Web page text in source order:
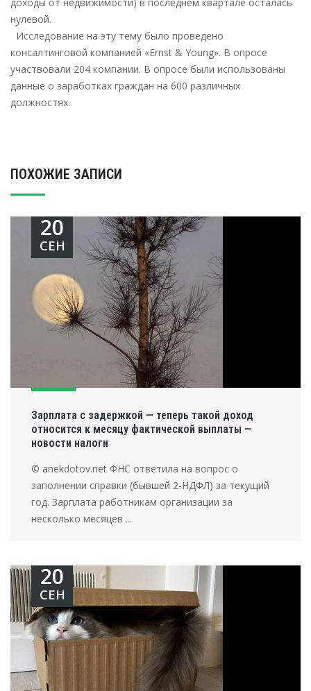
нулевой.
Исследование на эту тему было проведено
консалтинговой компанией «Ernst & Young». В опросе
участвовали 204 компании. В опросе были использованы
данные о заработках граждан на 600 различных
должностях.
ПОХОЖИЕ ЗАПИСИ
Зарплата с задержкой — теперь такой доход
относится к месяцу фактической выплаты —
новости налоги
20
СЕН
© anekdotov.net ФНС ответила на вопрос о
заполнении справки (бывшей 2-НДФЛ) за текущий
год. Зарплата работникам организации за
несколько месяцев ...
20
СЕН